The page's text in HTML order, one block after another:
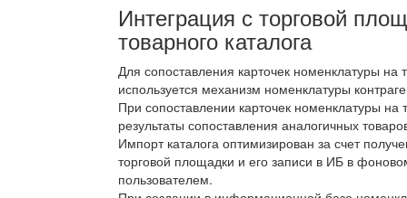
Интеграция с торговой
товарного каталога
Для сопоставления карточек номенклатуры
используется механизм номенклатуры
При сопоставлении карточек номенклатуры
результаты сопоставления аналогичных
Импорт каталога оптимизирован за счет
торговой площадки и его записи в ИБ в
пользователем.